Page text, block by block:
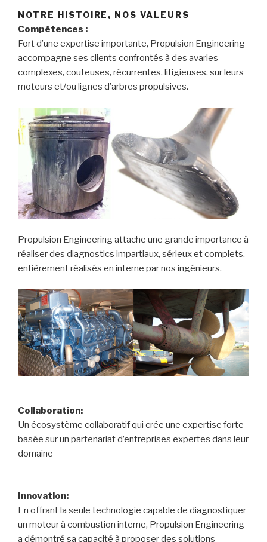
NOTRE HISTOIRE, NOS VALEURS
Compétences :
Fort d’une expertise importante, Propulsion Engineering
accompagne ses clients confrontés à des avaries
complexes, couteuses, récurrentes, litigieuses, sur leurs
moteurs et/ou lignes d’arbres propulsives.
Propulsion Engineering attache une grande importance à
réaliser des diagnostics impartiaux, sérieux et complets,
entièrement réalisés en interne par nos ingénieurs.
Collaboration:
Un écosystème collaboratif qui crée une expertise forte
basée sur un partenariat d’entreprises expertes dans leur
domaine
Innovation:
En offrant la seule technologie capable de diagnostiquer
un moteur à combustion interne, Propulsion Engineering
a démontré sa capacité à proposer des solutions